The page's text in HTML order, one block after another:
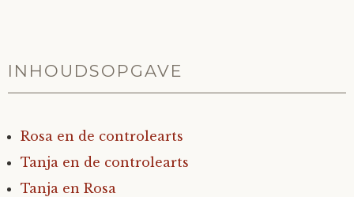
Björn
Clarity
Diderod
INHOUDSOPGAVE
Rosa en de controlearts
Tanja en de controlearts
Tanja en Rosa